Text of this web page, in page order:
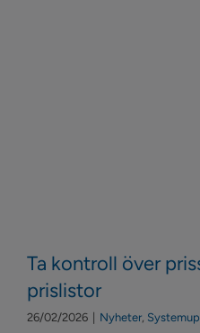
Ta kontroll över
prislistor
26/02/2026 | Nyheter